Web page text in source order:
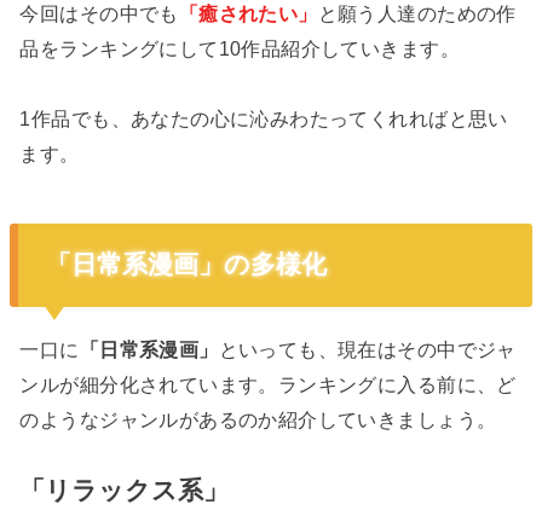
今回はその中でも 「癒されたい」
と願う人達のための作
品をランキングにして10作品紹介していきます。
1作品でも、あなたの心に沁みわたってくれればと思い
ます。
「日常系漫画」の多様化
一口に 「日常系漫画」
といっても、現在はその中でジャ
ンルが細分化されています。ランキングに入る前に、ど
のようなジャンルがあるのか紹介していきましょう。
「リラックス系」